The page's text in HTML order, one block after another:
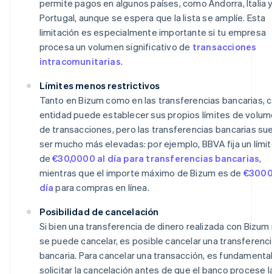
permite pagos en algunos países, como Andorra, Italia
Portugal, aunque se espera que la lista se amplíe. Esta
limitación es especialmente importante si tu empresa
procesa un volumen significativo de transacciones
intracomunitarias.
Límites menos restrictivos
Tanto en Bizum como en las transferencias bancarias,
entidad puede establecer sus propios límites de
de transacciones, pero las transferencias bancarias
ser mucho más elevadas: por ejemplo, BBVA fija un
de€30,0000 al día para transferencias bancarias,
mientras que el importe máximo de Bizum es de
día para compras en línea.
Posibilidad de cancelación
Si bien una transferencia de dinero realizada con Bizum
se puede cancelar, es posible cancelar una
bancaria. Para cancelar una transacción, es
solicitar la cancelación antes de que el banco procese